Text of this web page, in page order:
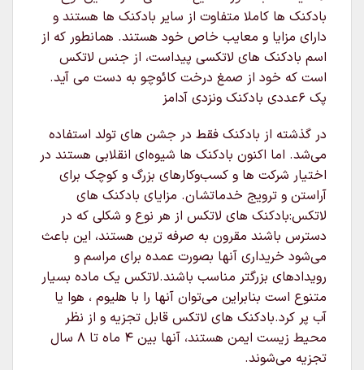
بادکنک ها کاملا متفاوت از سایر بادکنک ها هستند و
دارای مزایا و معایب خاص خود هستند. همانطور که از
اسم بادکنک های لاتکسی پیداست، از جنس لاتکس
است که خود از صمغ درخت کائوچو به دست می آید.
پک 6عددی بادکنک ونزدی آدامز
در گذشته از بادکنک فقط در جشن های تولد استفاده
می‌شد. اما اکنون بادکنک ها شیوه‌ای انقلابی هستند در
اختیار شرکت ها و کسب‌وکارهای بزرگ و کوچک برای
آراستن و ترویج خدماتشان. مزایای بادکنک های
لاتکس:بادکنک های لاتکس از هر نوع و شکلی که در
دسترس باشند مقرون به صرفه ترین هستند، این باعث
می‌شود خریداری آنها بصورت عمده برای مراسم و
رویدادهای بزرگتر مناسب باشند.لاتکس یک ماده بسیار
متنوع است بنابراین می‌توان آنها را با هلیوم ، هوا یا
آب پر کرد.بادکنک های لاتکس قابل تجزیه و از نظر
محیط زیست ایمن هستند، آنها بین ۴ ماه تا ۸ سال
تجزیه می‌شوند.